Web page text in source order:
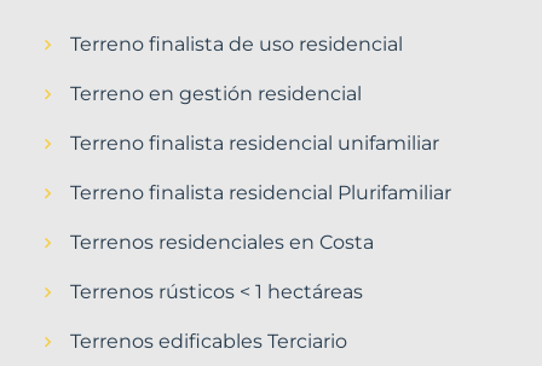
Terreno finalista de uso residencial
Terreno en gestión residencial
Terreno finalista residencial unifamiliar
Terreno finalista residencial Plurifamiliar
Terrenos residenciales en Costa
Terrenos rústicos < 1 hectáreas
Terrenos edificables Terciario